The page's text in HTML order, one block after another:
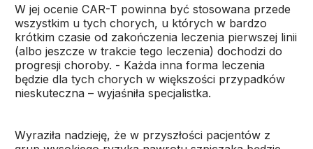
W jej ocenie CAR-T powinna być stosowana przede
wszystkim u tych chorych, u których w bardzo
krótkim czasie od zakończenia leczenia pierwszej linii
(albo jeszcze w trakcie tego leczenia) dochodzi do
progresji choroby. - Każda inna forma leczenia
będzie dla tych chorych w większości przypadków
nieskuteczna – wyjaśniła specjalistka.
Wyraziła nadzieję, że w przyszłości pacjentów z